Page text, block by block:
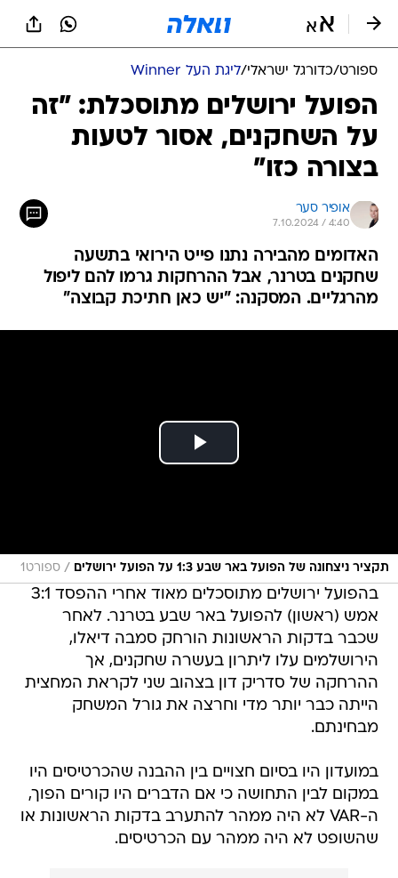
ספורט/כדורגל ישראלי/ליגת העל Winner
הפועל ירושלים מתוסכלת: "זה
על השחקנים, אסור לטעות
בצורה כזו"
אופיר סער
7.10.2024 / 4:40
האדומים מהבירה נתנו פייט הירואי בתשעה
שחקנים בטרנר, אבל ההרחקות גרמו להם ליפול
מהרגליים. המסקנה: "יש כאן חתיכת קבוצה"
תקציר ניצחונה של הפועל באר שבע 1:3 על הפועל ירושלים / ספורט1
בהפועל ירושלים מתוסכלים מאוד אחרי ההפסד 3:1
אמש (ראשון) להפועל באר שבע בטרנר. לאחר
שכבר בדקות הראשונות הורחק סמבה דיאלו,
הירושלמים עלו ליתרון בעשרה שחקנים, אך
ההרחקה של סדריק דון בצהוב שני לקראת המחצית
הייתה כבר יותר מדי וחרצה את גורל המשחק
מבחינתם.
במועדון היו בסיום חצויים בין ההבנה שהכרטיסים היו
במקום לבין התחושה כי אם הדברים היו קורים הפוך,
ה-VAR לא היה ממהר להתערב בדקות הראשונות או
שהשופט לא היה ממהר עם הכרטיסים.